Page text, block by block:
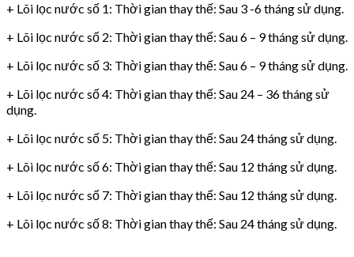
+ Lõi lọc nước số 1: Thời gian thay thế: Sau 3 -6 tháng sử dụng.
+ Lõi lọc nước số 2: Thời gian thay thế: Sau 6 – 9 tháng sử dụng.
+ Lõi lọc nước số 3: Thời gian thay thế: Sau 6 – 9 tháng sử dụng.
+ Lõi lọc nước số 4: Thời gian thay thế: Sau 24 – 36 tháng sử
dụng.
+ Lõi lọc nước số 5: Thời gian thay thế: Sau 24 tháng sử dụng.
+ Lõi lọc nước số 6: Thời gian thay thế: Sau 12 tháng sử dụng.
+ Lõi lọc nước số 7: Thời gian thay thế: Sau 12 tháng sử dụng.
+ Lõi lọc nước số 8: Thời gian thay thế: Sau 24 tháng sử dụng.